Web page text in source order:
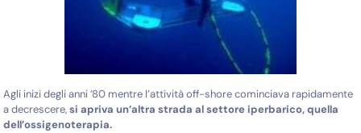
Agli inizi degli anni ’80 mentre l’attività off-shore cominciava rapidamente
a decrescere,si apriva un’altra strada al settore iperbarico, quella
dell’ossigenoterapia.